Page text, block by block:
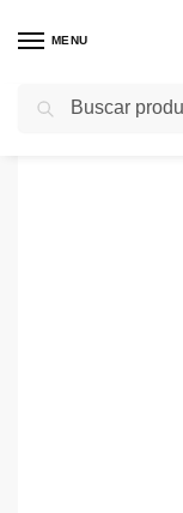
MENU
Inicio Gama blanca